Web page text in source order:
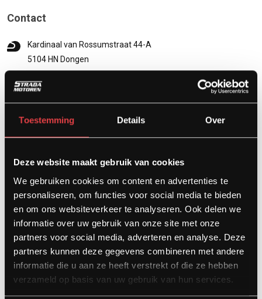
Toestemming Details Over
Deze website maakt gebruik van cookies
We gebruiken cookies om content en advertenties te
personaliseren, om functies voor social media te bieden
en om ons websiteverkeer te analyseren. Ook delen we
informatie over uw gebruik van onze site met onze
partners voor social media, adverteren en analyse. Deze
partners kunnen deze gegevens combineren met andere
informatie die u aan ze heeft verstrekt of die ze hebben
verzameld op basis van uw gebruik van hun services.
Contact
Kardinaal van Rossumstraat 44-A
5104 HN Dongen
info@stradamotoren.nl
Whatsapp
Diensten
Afspraak showroom
Afspraak werkplaats